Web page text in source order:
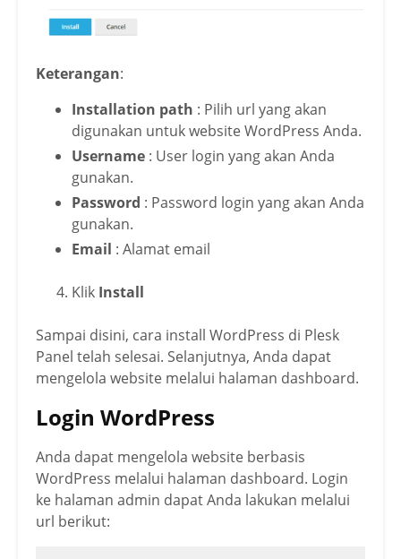
Keterangan:
Installation path : Pilih url yang akan
digunakan untuk website WordPress Anda.
Username : User login yang akan Anda
gunakan.
Password : Password login yang akan Anda
gunakan.
Email : Alamat email
Klik Install
Sampai disini, cara install WordPress di Plesk
Panel telah selesai. Selanjutnya, Anda dapat
mengelola website melalui halaman dashboard.
Login WordPress
Anda dapat mengelola website berbasis
WordPress melalui halaman dashboard. Login
ke halaman admin dapat Anda lakukan melalui
url berikut: